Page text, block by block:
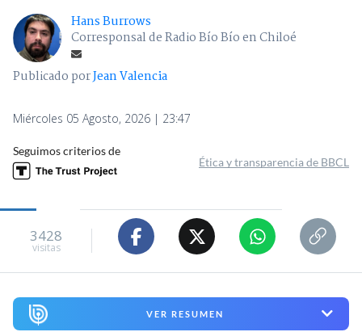
Hans Burrows
Corresponsal de Radio Bío Bío en Chiloé
Publicado porJean Valencia
Miércoles 05 Agosto, 2026 | 23:47
Seguimos criterios de
Ética y transparencia de BBCL
3428
visitas
VER RESUMEN